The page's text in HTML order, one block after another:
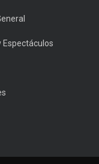
Espectáculos